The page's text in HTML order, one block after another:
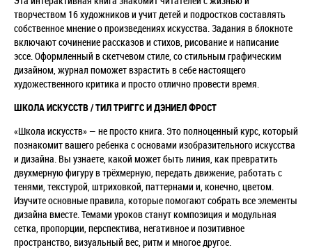
творчеством 16 художников и учит детей и подростков составлять
собственное мнение о произведениях искусства. Задания в блокноте
включают сочинение рассказов и стихов, рисование и написание
эссе. Оформленный в скетчевом стиле, со стильным графическим
дизайном, журнал поможет взрастить в себе настоящего
художественного критика и просто отлично провести время.
ШКОЛА ИСКУССТВ / ТИЛ ТРИГГС И ДЭНИЕЛ ФРОСТ
«Школа искусств» — не просто книга. Это полноценный курс, который
познакомит вашего ребенка с основами изобразительного искусства
и дизайна. Вы узнаете, какой может быть линия, как превратить
двухмерную фигуру в трёхмерную, передать движение, работать с
тенями, текстурой, штриховкой, паттернами и, конечно, цветом.
Изучите основные правила, которые помогают собрать все элементы
дизайна вместе. Темами уроков станут композиция и модульная
сетка, пропорции, перспектива, негативное и позитивное
пространство, визуальный вес, ритм и многое другое.